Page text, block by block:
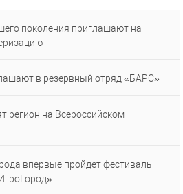
поколения приглашают на
в резервный отряд «БАРС»
регион на Всероссийском
впервые пройдет фестиваль